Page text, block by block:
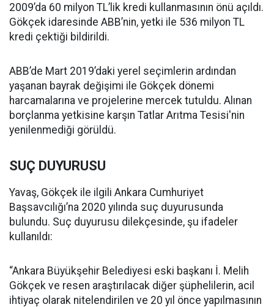
2009’da 60 milyon TL’lik kredi kullanmasının önü açıldı.
Gökçek idaresinde ABB’nin, yetki ile 536 milyon TL
kredi çektiği bildirildi.
ABB’de Mart 2019’daki yerel seçimlerin ardından
yaşanan bayrak değişimi ile Gökçek dönemi
harcamalarına ve projelerine mercek tutuldu. Alınan
borçlanma yetkisine karşın Tatlar Arıtma Tesisi'nin
yenilenmediği görüldü.
SUÇ DUYURUSU
Yavaş, Gökçek ile ilgili Ankara Cumhuriyet
Başsavcılığı’na 2020 yılında suç duyurusunda
bulundu. Suç duyurusu dilekçesinde, şu ifadeler
kullanıldı:
“Ankara Büyükşehir Belediyesi eski başkanı İ. Melih
Gökçek ve resen araştırılacak diğer şüphelilerin, acil
ihtiyaç olarak nitelendirilen ve 20 yıl önce yapılmasının